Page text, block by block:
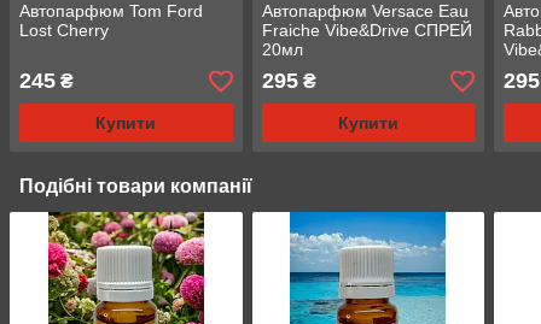
Автопарфюм Tom Ford
Lost Cherry
245 ₴
Купити
Автопарфюм Versace Eau
Fraiche Vibe&Drive СПРЕЙ
20мл
295₴
Купити
295
Подібні товари компанії